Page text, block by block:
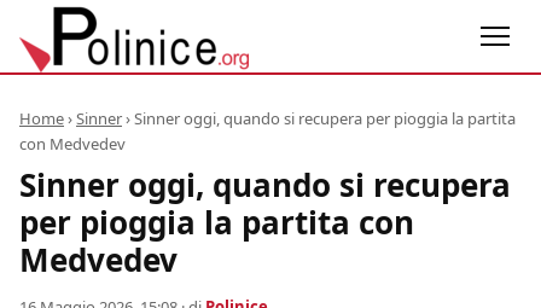
Home›Sinner›Sinner oggi, quando si recupera per pioggia la partita
con Medvedev
Sinner oggi, quando si recupera
per pioggia la partita con
Medvedev